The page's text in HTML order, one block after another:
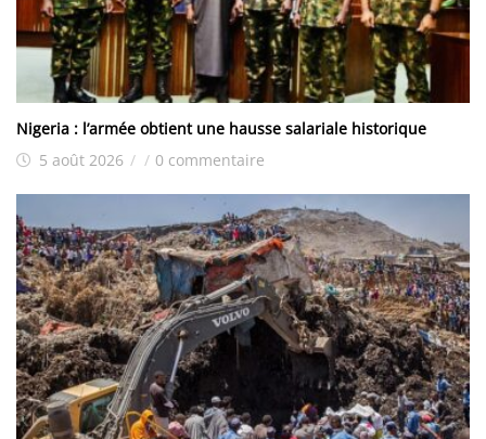
Nigeria : l’armée obtient une hausse salariale historique
5 août 2026 / / 0 commentaire